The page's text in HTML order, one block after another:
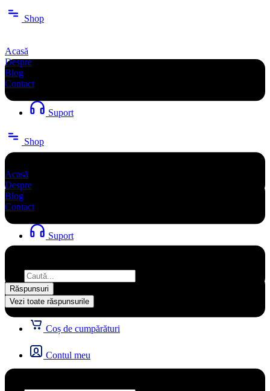
Sari
Shop
Acasă
Despre
Blog
Contact
Suport
Shop
Acasă
Despre
Blog
Contact
Suport
...
Răspunsuri
Vezi toate răspunsurile
Coș de cumpărături
Contul meu